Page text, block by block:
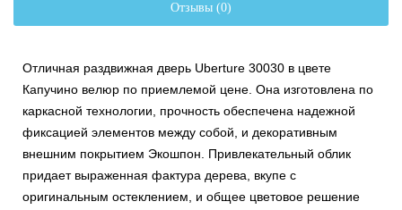
Отзывы (0)
Отличная раздвижная дверь Uberture 30030 в цвете
Капучино велюр по приемлемой цене. Она изготовлена по
каркасной технологии, прочность обеспечена надежной
фиксацией элементов между собой, и декоративным
внешним покрытием Экошпон. Привлекательный облик
придает выраженная фактура дерева, вкупе с
оригинальным остеклением, и общее цветовое решение